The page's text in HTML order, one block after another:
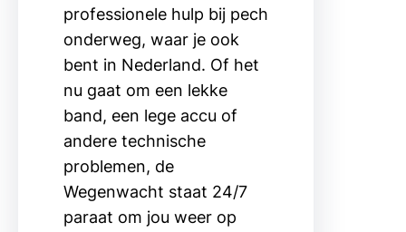
professionele hulp bij pech
onderweg, waar je ook
bent in Nederland. Of het
nu gaat om een lekke
band, een lege accu of
andere technische
problemen, de
Wegenwacht staat 24/7
paraat om jou weer op